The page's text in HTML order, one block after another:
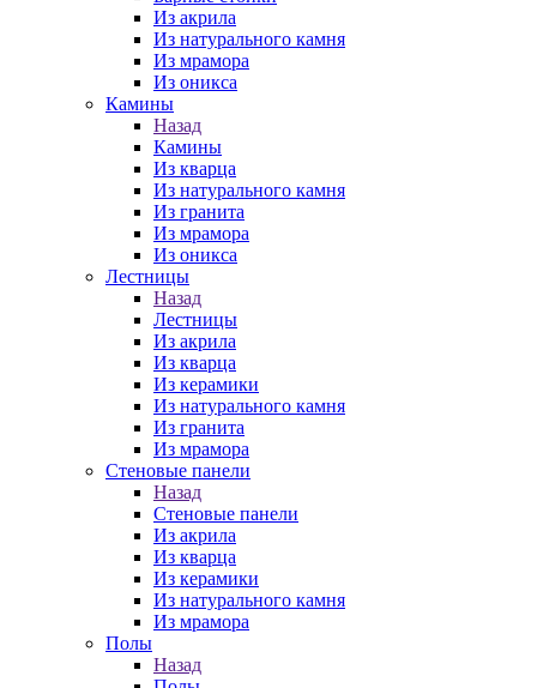
Из акрила
Из натурального камня
Из мрамора
Из оникса
Камины
Назад
Камины
Из кварца
Из натурального камня
Из гранита
Из мрамора
Из оникса
Лестницы
Назад
Лестницы
Из акрила
Из кварца
Из керамики
Из натурального камня
Из гранита
Из мрамора
Стеновые панели
Назад
Стеновые панели
Из акрила
Из кварца
Из керамики
Из натурального камня
Из мрамора
Полы
Назад